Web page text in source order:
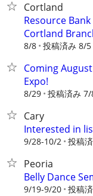
Cortland
Resource
Cortland
8/8 投稿済み 8/5
Coming
Expo!
8/29 投稿済み
Cary
Interested in
9/28-10/2 投稿
Peoria
Belly Dance
9/19-9/20 投稿